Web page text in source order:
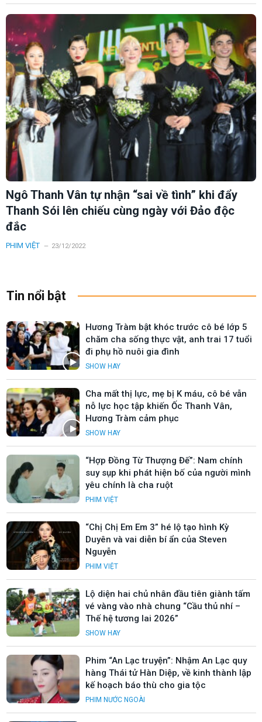
Ngô Thanh Vân tự nhận “sai về tình” khi đẩy
Thanh Sói lên chiếu cùng ngày với Đảo độc
đắc
PHIM VIỆT 23/12/2022
Tin nổi bật
Hương Tràm bật khóc trước cô bé lớp 5
chăm cha sống thực vật, anh trai 17 tuổi
đi phụ hồ nuôi gia đình
SHOW HAY
Cha mất thị lực, mẹ bị K máu, cô bé vẫn
nỗ lực học tập khiến Ốc Thanh Vân,
Hương Tràm cảm phục
SHOW HAY
“Hợp Đồng Từ Thượng Đế”: Nam chính
suy sụp khi phát hiện bố của người mình
yêu chính là cha ruột
PHIM VIỆT
“Chị Chị Em Em 3” hé lộ tạo hình Kỳ
Duyên và vai diễn bí ẩn của Steven
Nguyễn
PHIM VIỆT
Lộ diện hai chủ nhân đầu tiên giành tấm
vé vàng vào nhà chung “Cầu thủ nhí –
Thế hệ tương lai 2026”
SHOW HAY
Phim “An Lạc truyện”: Nhậm An Lạc quy
hàng Thái tử Hàn Diệp, về kinh thành lập
kế hoạch báo thù cho gia tộc
PHIM NƯỚC NGOÀI